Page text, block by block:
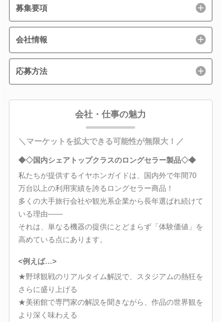
募集要項
会社情報
応募方法
会社・仕事の魅力
＼マーケットを拡大できる可能性が無限大！／
◆◇国内シェアトップクラスのロングセラー製品◇◆
私たちが提供するイヤホンガイドは、国内外で年間70
万台以上の利用実績を誇るロングセラー商品！
多くの大手旅行会社や観光系企業から長年選ばれ続けて
いる理由――
それは、単なる機器の提供にとどまらず「体験価値」を
高めている点にあります。
<例えば…>
★野球観戦のリアルタイム解説で、スタジアムの熱狂を
さらに盛り上げる
★美術館で専門家の解説を聞きながら、作品の世界観を
より深く味わえる